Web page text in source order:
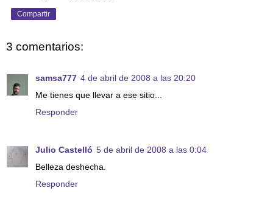
Compartir
3 comentarios:
samsa777 4 de abril de 2008 a las 20:20
Me tienes que llevar a ese sitio...
Responder
Julio Castelló 5 de abril de 2008 a las 0:04
Belleza deshecha.
Responder